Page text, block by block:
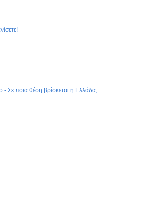
- Σε ποια θέση βρίσκεται η Ελλάδα;